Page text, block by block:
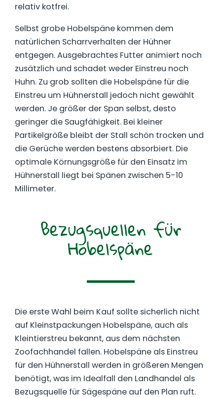
relativ kotfrei.
Selbst grobe Hobelspäne kommen dem
natürlichen Scharrverhalten der Hühner
entgegen. Ausgebrachtes Futter animiert noch
zusätzlich und schadet weder Einstreu noch
Huhn. Zu grob sollten die Hobelspäne für die
Einstreu um Hühnerstall jedoch nicht gewählt
werden. Je größer der Span selbst, desto
geringer die Saugfähigkeit. Bei kleiner
Partikelgröße bleibt der Stall schön trocken und
die Gerüche werden bestens absorbiert. Die
optimale Körnungsgröße für den Einsatz im
Hühnerstall liegt bei Spänen zwischen 5-10
Millimeter.
Bezugsquellen für
Hobelspäne
Die erste Wahl beim Kauf sollte sicherlich nicht
auf Kleinstpackungen Hobelspäne, auch als
Kleintierstreu bekannt, aus dem nächsten
Zoofachhandel fallen. Hobelspäne als Einstreu
für den Hühnerstall werden in größeren Mengen
benötigt, was im Idealfall den Landhandel als
Bezugsquelle für Sägespäne auf den Plan ruft.